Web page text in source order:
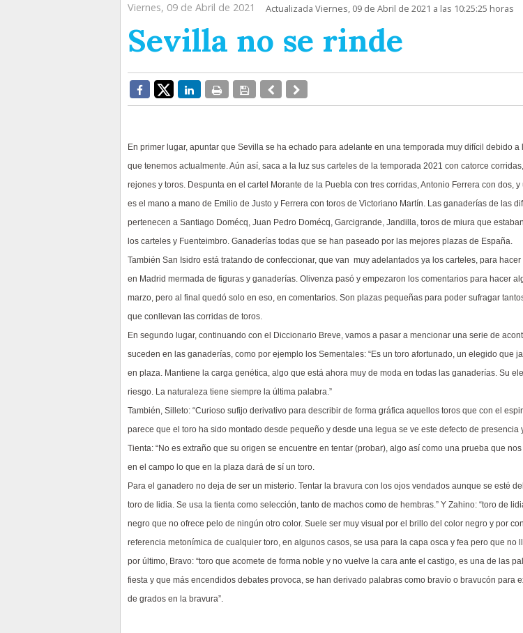
Viernes, 09 de Abril de 2021
Actualizada Viernes, 09 de Abril de 2021 a las 10:25:25 horas
Sevilla no se rinde
En primer lugar, apuntar que Sevilla se ha echado para adelante en una temporada muy difícil debido a
que tenemos actualmente. Aún así, saca a la luz sus carteles de la temporada 2021 con catorce
rejones y toros. Despunta en el cartel Morante de la Puebla con tres corridas, Antonio Ferrera con dos,
es el mano a mano de Emilio de Justo y Ferrera con toros de Victoriano Martín. Las ganaderías de las
pertenecen a Santiago Domécq, Juan Pedro Domécq, Garcigrande, Jandilla, toros de miura que
los carteles y Fuenteimbro. Ganaderías todas que se han paseado por las mejores plazas de España.
También San Isidro está tratando de confeccionar, que van muy adelantados ya los carteles, para
en Madrid mermada de figuras y ganaderías. Olivenza pasó y empezaron los comentarios para hacer
marzo, pero al final quedó solo en eso, en comentarios. Son plazas pequeñas para poder sufragar
que conllevan las corridas de toros.
En segundo lugar, continuando con el Diccionario Breve, vamos a pasar a mencionar una serie de
suceden en las ganaderías, como por ejemplo los Sementales: “Es un toro afortunado, un elegido que
en plaza. Mantiene la carga genética, algo que está ahora muy de moda en todas las ganaderías. Su
riesgo. La naturaleza tiene siempre la última palabra.”
También, Silleto: “Curioso sufijo derivativo para describir de forma gráfica aquellos toros que con el
parece que el toro ha sido montado desde pequeño y desde una legua se ve este defecto de presencia
Tienta: “No es extraño que su origen se encuentre en tentar (probar), algo así como una prueba que
en el campo lo que en la plaza dará de sí un toro.
Para el ganadero no deja de ser un misterio. Tentar la bravura con los ojos vendados aunque se esté
toro de lidia. Se usa la tienta como selección, tanto de machos como de hembras.” Y Zahino: “toro de
negro que no ofrece pelo de ningún otro color. Suele ser muy visual por el brillo del color negro y por
referencia metonímica de cualquier toro, en algunos casos, se usa para la capa osca y fea pero que no
por último, Bravo: “toro que acomete de forma noble y no vuelve la cara ante el castigo, es una de las
fiesta y que más encendidos debates provoca, se han derivado palabras como bravío o bravucón para
de grados en la bravura”.